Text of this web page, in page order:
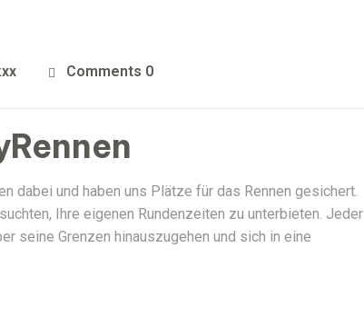
Comments 0
dabei und haben uns Plätze für das Rennen gesichert.
Ihre eigenen Rundenzeiten zu unterbieten. Jeder
seine Grenzen hinauszugehen und sich in eine